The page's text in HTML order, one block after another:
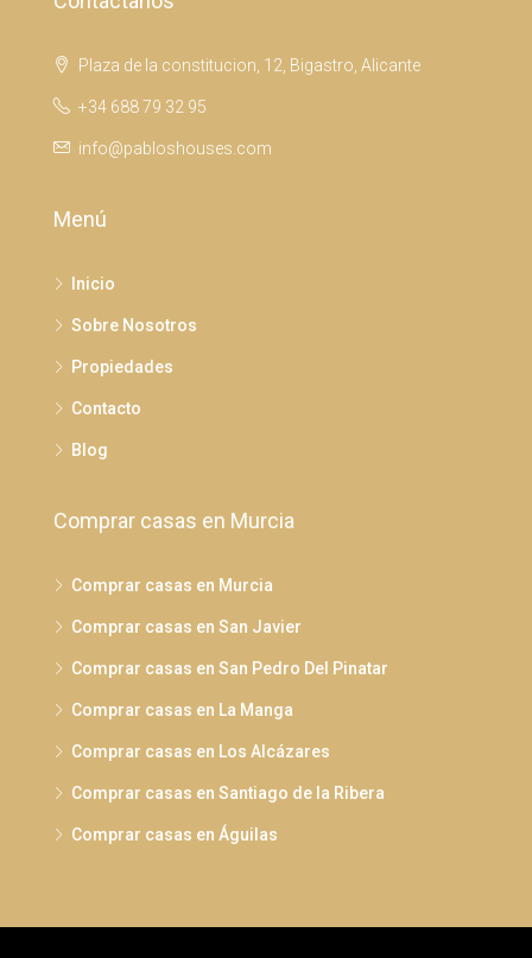
Plaza de la constitucion, 12, Bigastro, Alicante
+34 688 79 32 95
info@pabloshouses.com
Menú
Inicio
Sobre Nosotros
Propiedades
Contacto
Blog
Comprar casas en Murcia
Comprar casas en Murcia
Comprar casas en San Javier
Comprar casas en San Pedro Del Pinatar
Comprar casas en La Manga
Comprar casas en Los Alcázares
Comprar casas en Santiago de la Ribera
Comprar casas en Águilas